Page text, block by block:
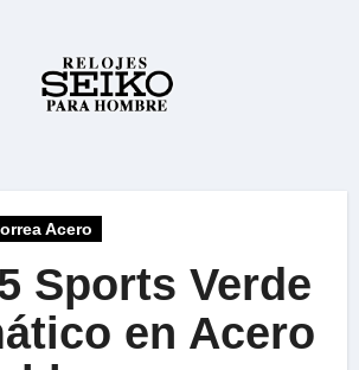
Acero
Sports Verde
en Acero